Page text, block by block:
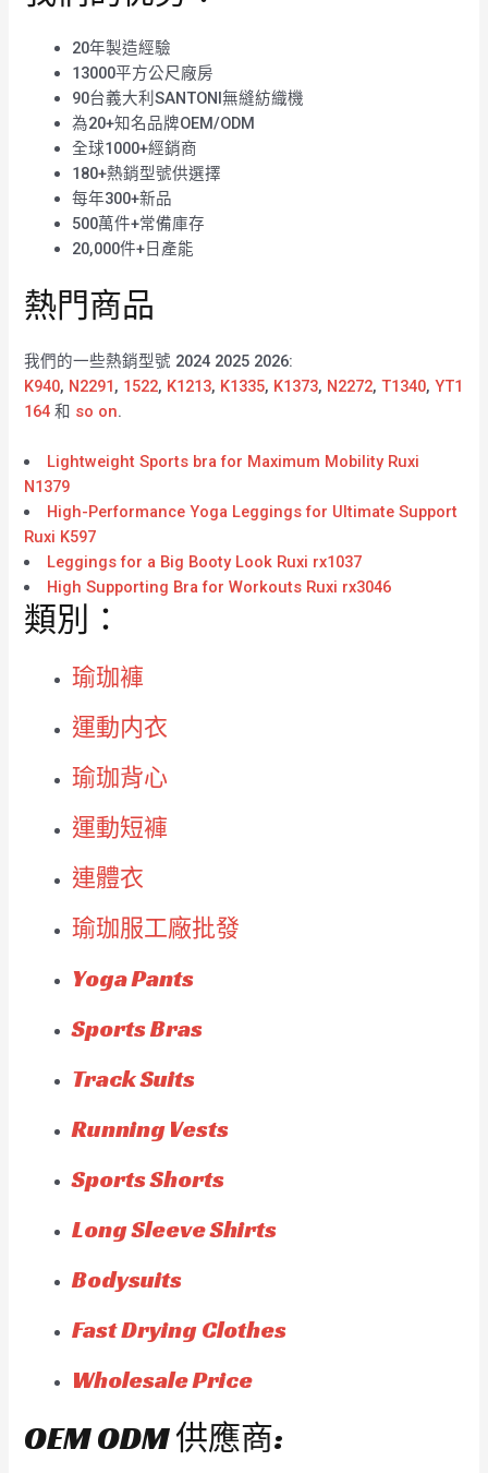
20年製造經驗
13000平方公尺廠房
90台義大利SANTONI無縫紡織機
為20+知名品牌OEM/ODM
全球1000+經銷商
180+熱銷型號供選擇
每年300+新品
500萬件+常備庫存
20,000件+日產能
熱門商品
我們的一些熱銷型號 2024 2025 2026:
K940, N2291, 1522, K1213, K1335, K1373, N2272,T1340,YT1
164 和 so on.
Lightweight Sports bra for Maximum Mobility Ruxi
N1379
High-Performance Yoga Leggings for Ultimate Support
Ruxi K597
Leggings for a Big Booty Look Ruxi rx1037
High Supporting Bra for Workouts Ruxi rx3046
類別：
瑜珈褲
運動内衣
瑜珈背心
運動短褲
連體衣
瑜珈服工廠批發
Yoga Pants
Sports Bras
Track Suits
Running Vests
Sports Shorts
Long Sleeve Shirts
Bodysuits
Fast Drying Clothes
Wholesale Price
OEM ODM 供應商: